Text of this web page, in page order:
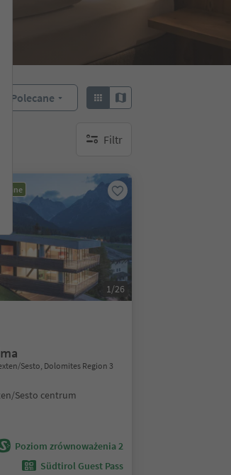
Polecane
Filtr
brak aktywnych filtrów
1/26
Sesto, Dolomites Region 3
Sesto centrum
Poziom zrównoważenia 2
Südtirol Guest Pass